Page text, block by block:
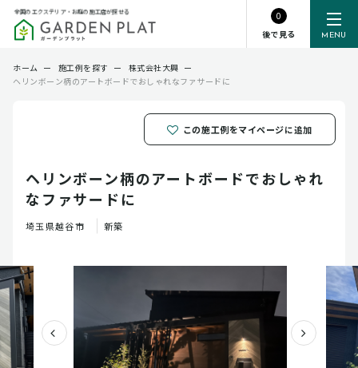
MENU
全国のエクステリア・お庭の施工店が探せる
0
後で見る
ホーム ー 施工例を探す ー 株式会社大興 ー
ヘリンボーン柄のアートボードでおしゃれなファサードに
この施工例をマイページに追加
ヘリンボーン柄のアートボードでおしゃれ
なファサードに
埼玉県越谷市 新築